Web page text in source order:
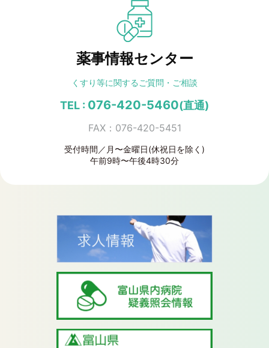
薬事情報センター
くすり等に関する ご質問・ご相談
TEL : 076-420-5460(直通)
FAX：076-420-5451
受付時間／月〜金曜日(休祝日を除く)
午前9時〜午後4時30分